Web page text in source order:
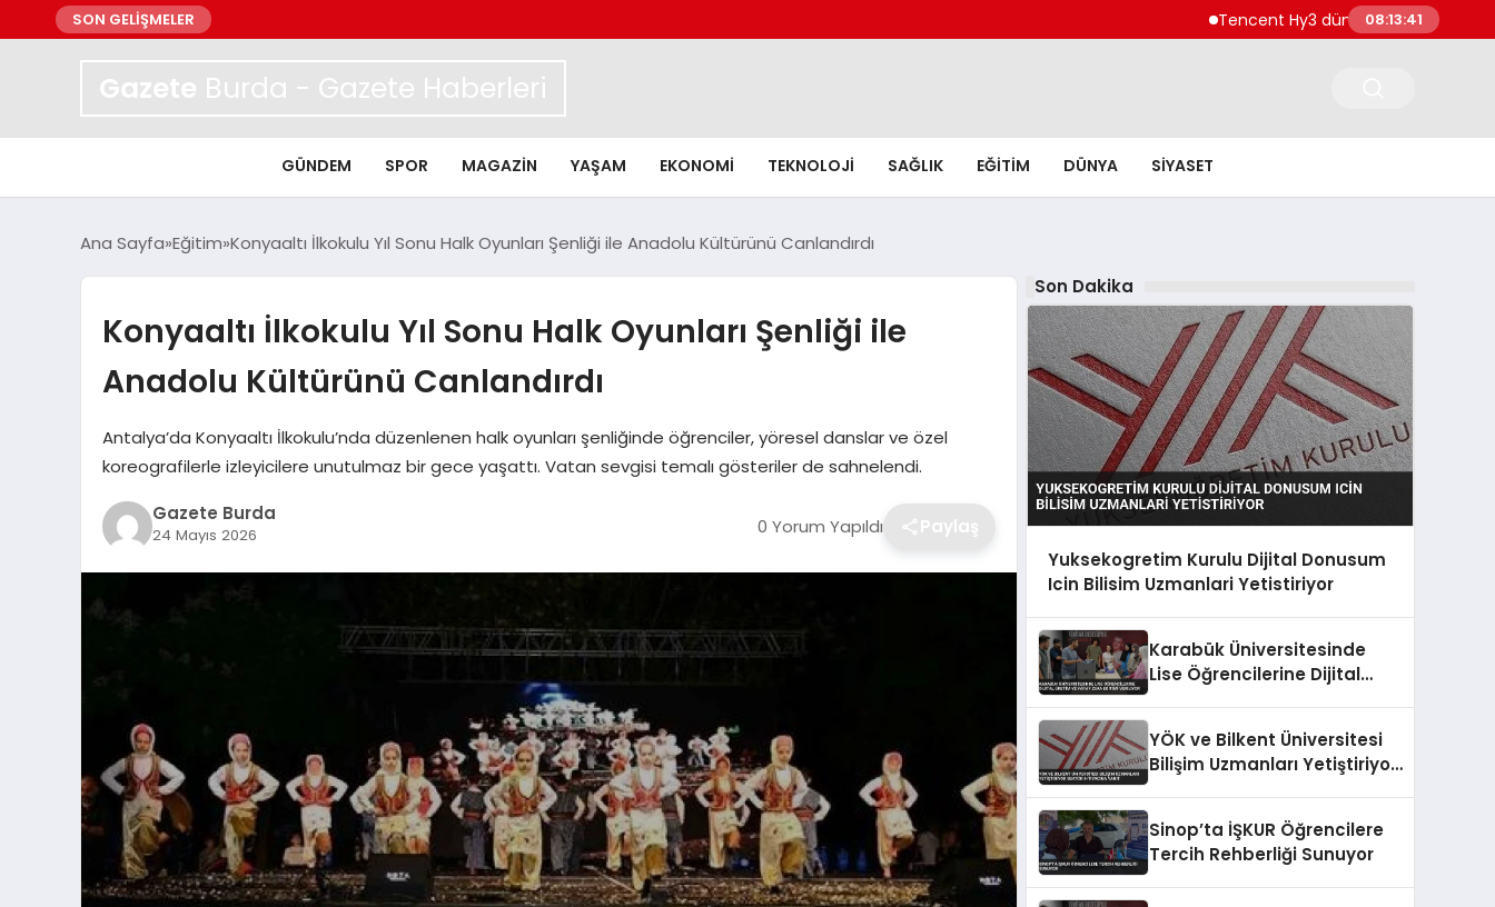
SON GELİŞMELER Tencent Hy3 dünya genelinde kullanıma
08:13:42
Gazete Burda - Gazete Haberleri
GÜNDEM SPOR MAGAZIN YAŞAM EKONOMI TEKNOLOJI SAĞLIK EĞITIM DÜNYA SIYASET
Ana Sayfa Eğitim Konyaaltı İlkokulu Yıl Sonu Halk Oyunları Şenliği ile Anadolu Kültürünü Canlandırdı
Konyaaltı İlkokulu Yıl Sonu Halk Oyunları Şenliği ile
Anadolu Kültürünü Canlandırdı
Antalya’da Konyaaltı İlkokulu’nda düzenlenen halk oyunları şenliğinde öğrenciler, yöresel danslar ve özel
koreografilerle izleyicilere unutulmaz bir gece yaşattı. Vatan sevgisi temalı gösteriler de sahnelendi.
Gazete Burda
24 Mayıs 2026 0 Yorum Yapıldı Paylaş
Son Dakika
Yuksekogretim Kurulu Dijital Donusum
Icin Bilisim Uzmanlari Yetistiriyor
Karabük Üniversitesinde
Lise Öğrencilerine Dijital
YÖK ve Bilkent Üniversitesi
Bilişim Uzmanları Yetiştiriyor
Sinop’ta İŞKUR Öğrencilere
Tercih Rehberliği Sunuyor